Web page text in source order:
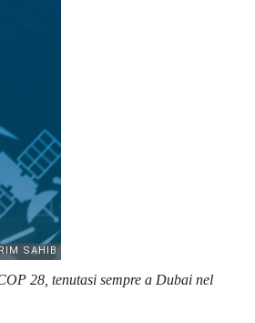
28, tenutasi sempre a Dubai nel